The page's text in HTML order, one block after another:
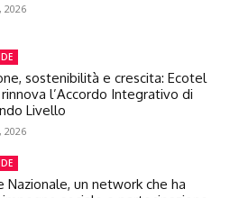
2026
sostenibilità e crescita: Ecotel
l’Accordo Integrativo di
Livello
2026
Nazionale, un network che ha